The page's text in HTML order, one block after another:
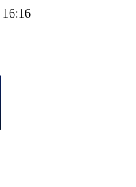
16:16